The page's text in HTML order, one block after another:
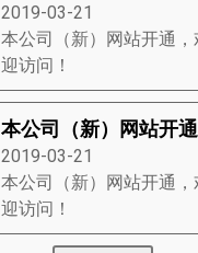
2019-03-21
本公司（新）网站开通，
迎访问！
2019-03-21
本公司（新）网站开通，
迎访问！